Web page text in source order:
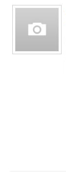
Calarasi
Caras-Severin